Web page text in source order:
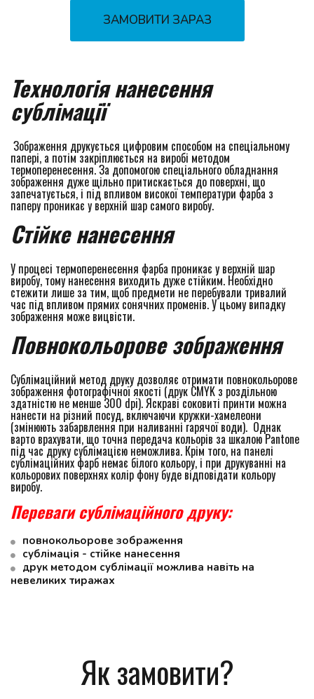
ЗАМОВИТИ ЗАРАЗ
Технологія нанесення
сублімації
папері, а потім закріплюється на виробі методом
термоперенесення. За допомогою спеціального обладнання
зображення дуже щільно притискається до поверхні, що
запечатується, і під впливом високої температури фарба з
паперу проникає у верхній шар самого виробу.
Стійке нанесення
У процесі термоперенесення фарба проникає у верхній шар
виробу, тому нанесення виходить дуже стійким. Необхідно
стежити лише за тим, щоб предмети не перебували тривалий
час під впливом прямих сонячних променів. У цьому випадку
зображення може вицвісти.
Повнокольорове зображення
Сублімаційний метод друку дозволяє отримати повнокольорове
зображення фотографічної якості (друк CMYK з роздільною
здатністю не менше 300 dpi). Яскраві соковиті принти можна
нанести на різний посуд, включаючи кружки-хамелеони
(змінюють забарвлення при наливанні гарячої води).  Однак
варто врахувати, що точна передача кольорів за шкалою Pantone
під час друку сублімацією неможлива. Крім того, на панелі
сублімаційних фарб немає білого кольору, і при друкуванні на
кольорових поверхнях колір фону буде відповідати кольору
виробу.
Переваги сублімаційного друку:
повнокольорове зображення
сублімація - стійке нанесення
друк методом сублімації можлива навіть на
невеликих тиражах
Як замовити?